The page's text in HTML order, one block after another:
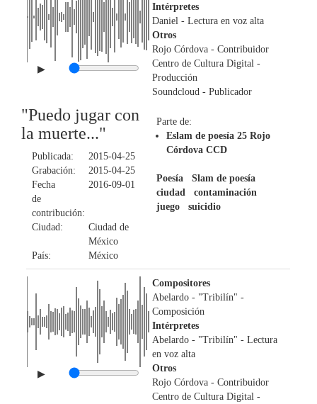
▶
"Puedo jugar con
la muerte..."
Publicada:
2015-04-25
Grabación:
2015-04-25
Fecha
de
contribución:
2016-09-01
Ciudad:
Ciudad de
México
País:
México
Intérpretes
Daniel - Lectura en voz alta
Otros
Rojo Córdova - Contribuidor
Centro de Cultura Digital -
Producción
Soundcloud - Publicador
Parte de:
Eslam de poesía 25 Rojo
Córdova CCD
Poesía
Slam de poesía
ciudad
contaminación
juego
suicidio
▶
Compositores
Abelardo - "Tribilín" -
Composición
Intérpretes
Abelardo - "Tribilín" - Lectura
en voz alta
Otros
Rojo Córdova - Contribuidor
Centro de Cultura Digital -